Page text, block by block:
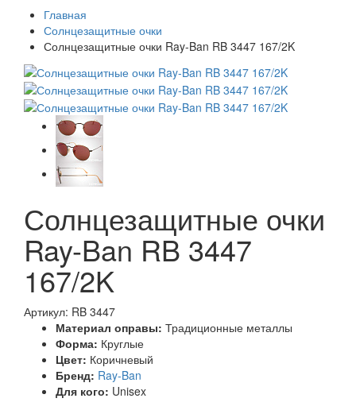
Главная
Солнцезащитные очки
Солнцезащитные очки Ray-Ban RB 3447 167/2K
Солнцезащитные очки
Ray-Ban RB 3447
167/2K
Артикул: RB 3447
Материал оправы: Традиционные металлы
Форма: Круглые
Цвет: Коричневый
Бренд: Ray-Ban
Для кого: Unisex